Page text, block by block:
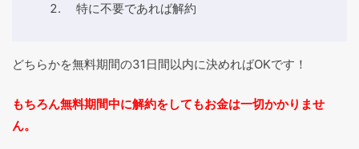
特に不要であれば解約
どちらかを無料期間の31日間以内に決めればOKです！
もちろん無料期間中に解約をしてもお金は一切かかりませ
ん。